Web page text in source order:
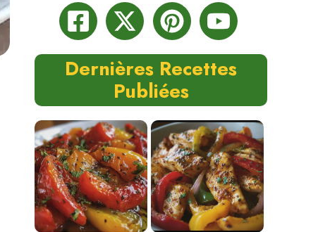
Dernières Recettes
Publiées